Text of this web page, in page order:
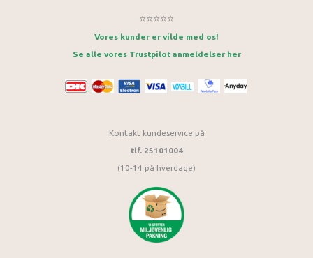
⭐⭐⭐⭐⭐
Vores kunder er vilde med os!
Se alle vores Trustpilot anmeldelser her
Kontakt kundeservice på
tlf. 25101004
(10-14 på hverdage)